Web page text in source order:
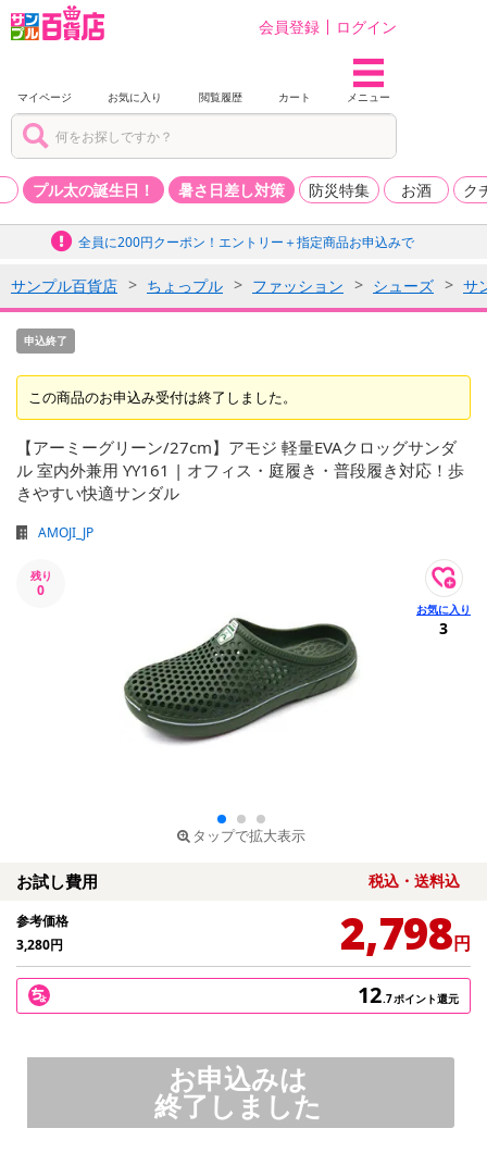
会員登録 ログイン
マイページ お気に入り 閲覧履歴 カート メニュー
プル太の誕生日！ 暑さ日差し対策 防災特集 お酒 ク
全員に200円クーポン！エントリー＋指定商品お申込みで
サンプル百貨店 ちょっプル ファッション シューズ サ
申込終了
この商品のお申込み受付は終了しました。
【アーミーグリーン/27cm】アモジ 軽量EVAクロッグサンダ
ル 室内外兼用 YY161 | オフィス・庭履き・普段履き対応！歩
きやすい快適サンダル
AMOJI_JP
残り
0
タップで拡大表示
3
お試し費用 税込・送料込
参考価格
3,280円 2,798円
12.7ポイント還元
お申込みは
終了しました